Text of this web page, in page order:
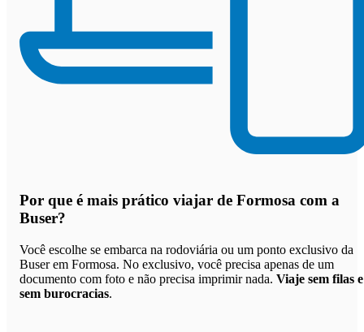
Por que é mais prático viajar de Formosa com a
Buser?
Você escolhe se embarca na rodoviária ou um ponto exclusivo da
Buser em Formosa. No exclusivo, você precisa apenas de um
documento com foto e não precisa imprimir nada. Viaje sem filas e
sem burocracias.